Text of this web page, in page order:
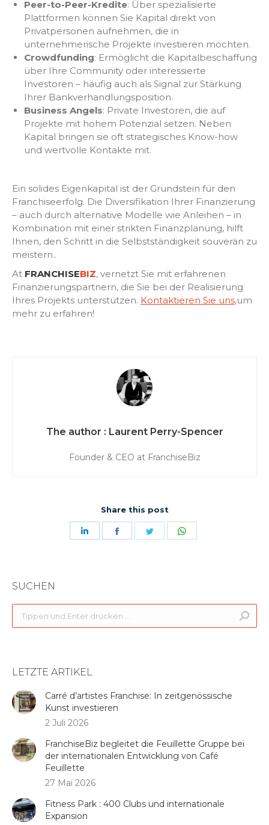
Peer-to-Peer-Kredite: Über spezialisierte
Plattformen können Sie Kapital direkt von
Privatpersonen aufnehmen, die in
unternehmerische Projekte investieren möchten.
Crowdfunding: Ermöglicht die Kapitalbeschaffung
über Ihre Community oder interessierte
Investoren – häufig auch als Signal zur Stärkung
Ihrer Bankverhandlungsposition.
Business Angels: Private Investoren, die auf
Projekte mit hohem Potenzial setzen. Neben
Kapital bringen sie oft strategisches Know-how
und wertvolle Kontakte mit.
Ein solides Eigenkapital ist der Grundstein für den
Franchiseerfolg. Die Diversifikation Ihrer Finanzierung
– auch durch alternative Modelle wie Anleihen – in
Kombination mit einer strikten Finanzplanung, hilft
Ihnen, den Schritt in die Selbstständigkeit souverän zu
meistern..
At FRANCHISEBIZ, vernetzt Sie mit erfahrenen
Finanzierungspartnern, die Sie bei der Realisierung
Ihres Projekts unterstützen. Kontaktieren Sie uns,um
mehr zu erfahren!
Laurent Perry-Spencer
Founder & CEO at FranchiseBiz
Share this post
Share
Share
Share
SUCHEN
LETZTE ARTIKEL
Carré d’artistes Franchise: In zeitgenössische
Kunst investieren
2 Juli 2026
FranchiseBiz begleitet die Feuillette Gruppe bei
der internationalen Entwicklung von Café
Feuillette
27 Mai 2026
Fitness Park : 400 Clubs und internationale
Expansion